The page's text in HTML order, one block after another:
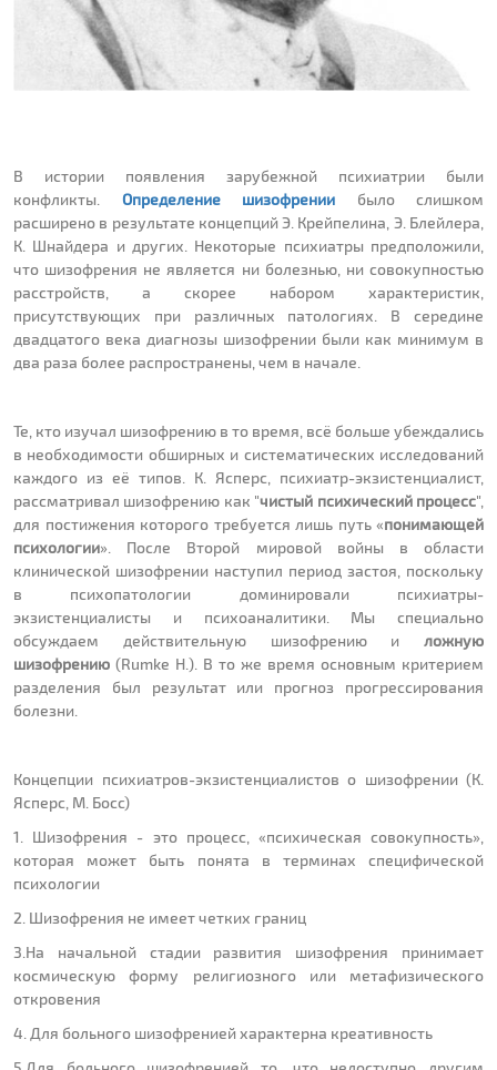
В истории появления зарубежной психиатрии были
конфликты. Определение шизофрении было слишком
расширено в результате концепций Э. Крейпелина, Э. Блейлера,
К. Шнайдера и других. Некоторые психиатры предположили,
что шизофрения не является ни болезнью, ни совокупностью
расстройств, а скорее набором характеристик,
присутствующих при различных патологиях. В середине
двадцатого века диагнозы шизофрении были как минимум в
два раза более распространены, чем в начале.
Те, кто изучал шизофрению в то время, всё больше убеждались
в необходимости обширных и систематических исследований
каждого из её типов. К. Ясперс, психиатр-экзистенциалист,
рассматривал шизофрению как "чистый психический процесс",
для постижения которого требуется лишь путь «понимающей
психологии». После Второй мировой войны в области
клинической шизофрении наступил период застоя, поскольку
в психопатологии доминировали психиатры-
экзистенциалисты и психоаналитики. Мы специально
обсуждаем действительную шизофрению и ложную
шизофрению (Rumke H.). В то же время основным критерием
разделения был результат или прогноз прогрессирования
болезни.
Концепции психиатров-экзистенциалистов о шизофрении (К.
Ясперс, М. Босс)
1. Шизофрения - это процесс, «психическая совокупность»,
которая может быть понята в терминах специфической
психологии
2. Шизофрения не имеет четких границ
3.На начальной стадии развития шизофрения принимает
космическую форму религиозного или метафизического
откровения
4. Для больного шизофренией характерна креативность